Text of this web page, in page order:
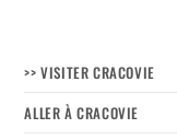
>> VISITER CRACOVIE
ALLER À CRACOVIE